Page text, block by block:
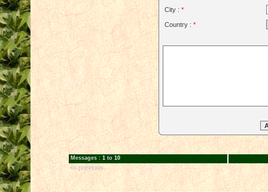
City : *
Country : *
Messages : 1 to 10
<< previous